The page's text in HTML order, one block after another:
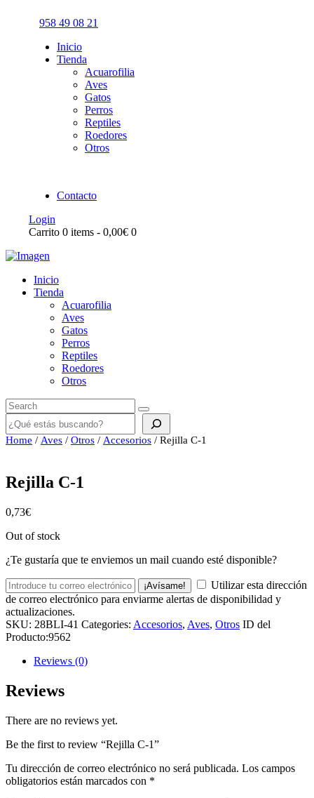
958 49 08 21
Inicio
Tienda
Acuarofilia
Aves
Gatos
Perros
Reptiles
Roedores
Otros
Contacto
Login
Carrito 0 items - 0,00€ 0
Inicio
Tienda
Acuarofilia
Aves
Gatos
Perros
Reptiles
Roedores
Otros
Buscar
Home / Aves / Otros / Accesorios / Rejilla C-1
Rejilla C-1
0,73€
Out of stock
¿Te gustaría que te enviemos un mail cuando esté disponible?
¡Avísame!
Utilizar esta dirección
de correo electrónico para enviarme alertas de disponibilidad y
actualizaciones.
SKU: 28BLI-41 Categories: Accesorios, Aves, Otros ID del
Producto:9562
Reviews (0)
Reviews
There are no reviews yet.
Be the first to review “Rejilla C-1”
Tu dirección de correo electrónico no será publicada. Los campos
obligatorios están marcados con *